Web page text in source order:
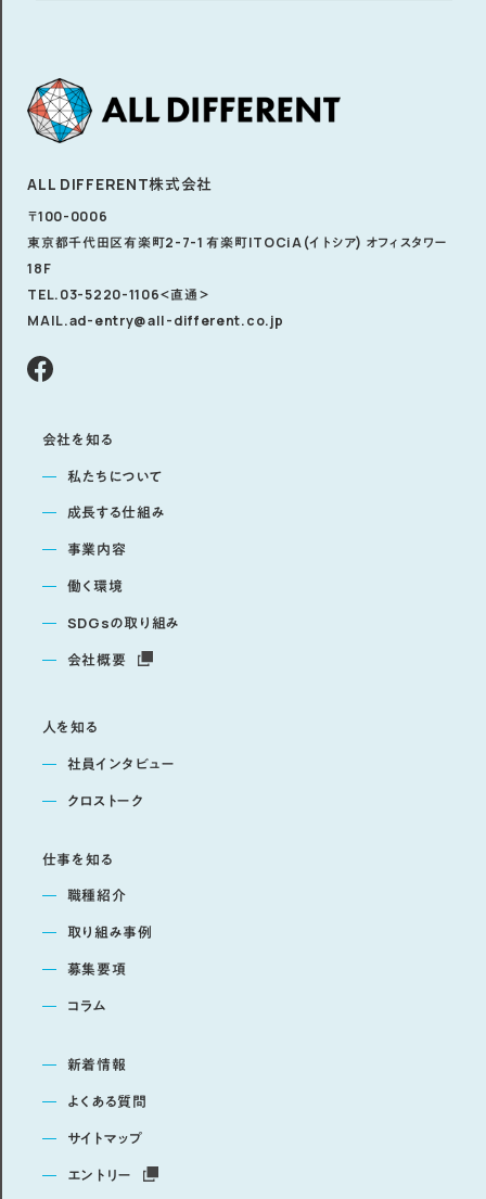
ALL DIFFERENT株式会社
〒100-0006
東京都千代田区有楽町2-7-1 有楽町ITOCiA(イトシア) オフィスタワー
18F
TEL.03-5220-1106＜直通＞
MAIL.ad-entry@all-different.co.jp
会社を知る
私たちについて
成長する仕組み
事業内容
働く環境
SDGsの取り組み
会社概要
人を知る
社員インタビュー
クロストーク
仕事を知る
職種紹介
取り組み事例
募集要項
コラム
新着情報
よくある質問
サイトマップ
エントリー